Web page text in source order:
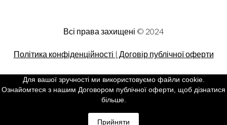
Всі права захищені © 2024
Політика конфіденційності | Договір публічної оферти
Для вашої зручності ми використовуємо файли cookie.
Ознайомтеся з нашим Договором публічної оферти, щоб дізнатися
більше.
Прийняти